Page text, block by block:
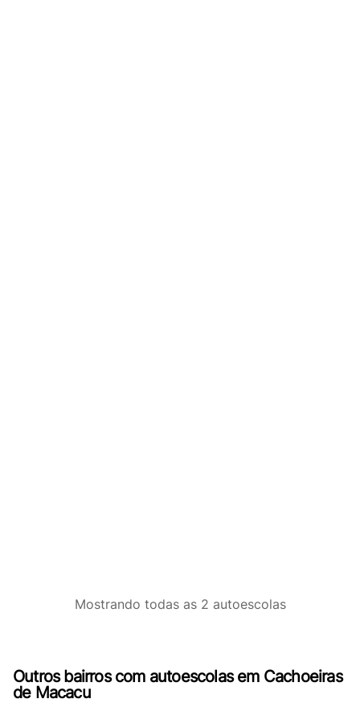
Outros bairros com autoescolas em Cachoeiras
de Macacu
Mostrando todas as 2 autoescolas